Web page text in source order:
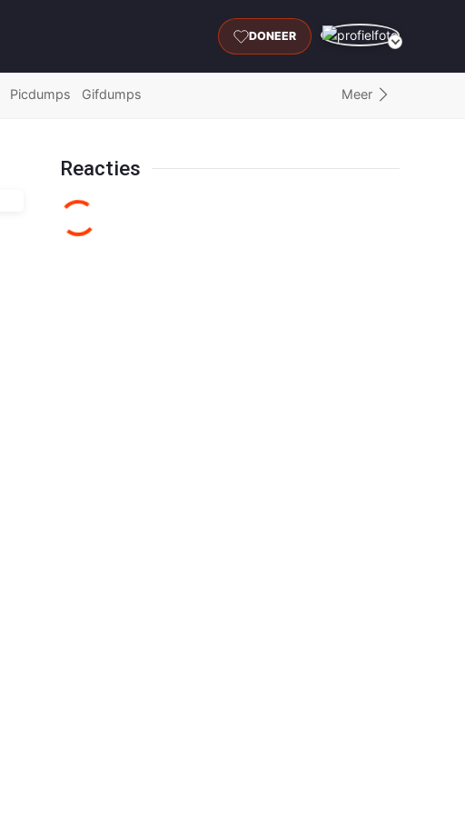
DONEER
Picdumps Gifdumps Meer
Reacties